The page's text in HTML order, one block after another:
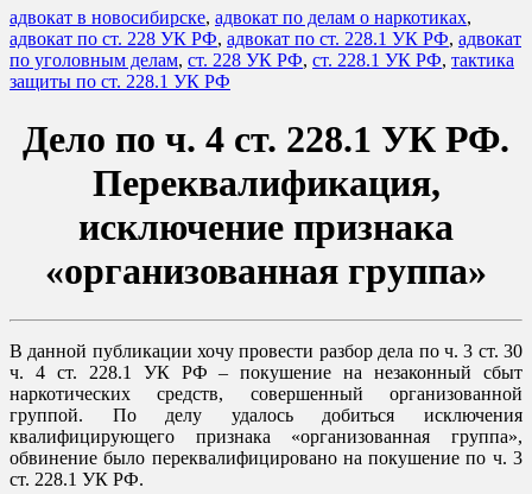
адвокат в новосибирске, адвокат по делам о наркотиках,
адвокат по ст. 228 УК РФ, адвокат по ст. 228.1 УК РФ, адвокат
по уголовным делам, ст. 228 УК РФ, ст. 228.1 УК РФ, тактика
защиты по ст. 228.1 УК РФ
Дело по ч. 4 ст. 228.1 УК РФ.
Переквалификация,
исключение признака
«организованная группа»
В данной публикации хочу провести разбор дела по ч. 3 ст. 30
ч. 4 ст. 228.1 УК РФ – покушение на незаконный сбыт
наркотических средств, совершенный организованной
группой. По делу удалось добиться исключения
квалифицирующего признака «организованная группа»,
обвинение было переквалифицировано на покушение по ч. 3
ст. 228.1 УК РФ.